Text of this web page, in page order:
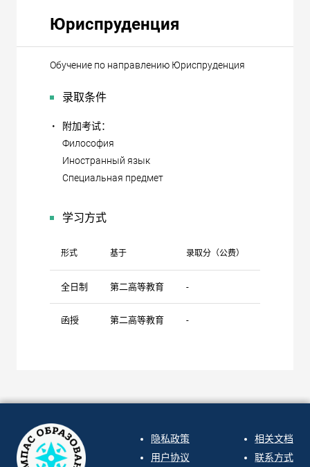
Юриспруденция
Обучение по направлению Юриспруденция
录取条件
•
附加考试：
Философия
Иностранный язык
Специальная предмет
学习方式
形式 基于 录取分（公费）
全日制 第二高等教育 -
函授 第二高等教育 -
隐私政策
用户协议
相关文档
联系方式